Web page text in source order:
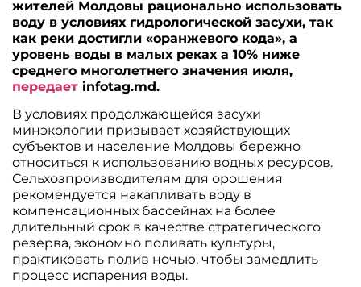
жителей Молдовы рационально использовать
воду в условиях гидрологической засухи, так
как реки достигли «оранжевого кода», а
уровень воды в малых реках а 10% ниже
среднего многолетнего значения июля,
передает infotag.md.
В условиях продолжающейся засухи
минэкологии призывает хозяйствующих
субъектов и население Молдовы бережно
относиться к использованию водных ресурсов.
Сельхозпроизводителям для орошения
рекомендуется накапливать воду в
компенсационных бассейнах на более
длительный срок в качестве стратегического
резерва, экономно поливать культуры,
практиковать полив ночью, чтобы замедлить
процесс испарения воды.